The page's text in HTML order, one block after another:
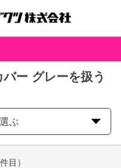
ー グレーを扱う
ぶ
目）